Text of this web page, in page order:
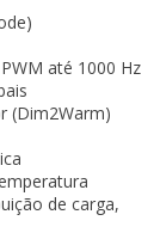
até 1000 Hz
(Dim2Warm)
de carga,